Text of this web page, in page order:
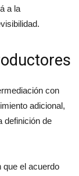
a la
con
adicional,
definición de
que el acuerdo